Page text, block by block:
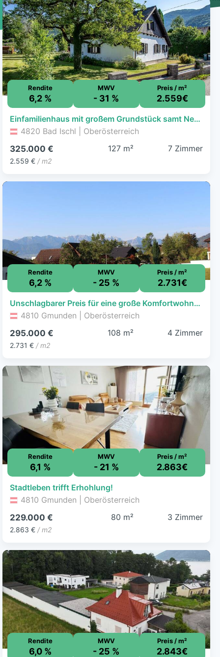
Rendite
6,2 %
MWV
- 31 %
Preis / m²
2.559€
Einfamilienhaus mit großem Grundstück samt Nebengebäude in sonniger Ruhelage von Bad Ischl
4820 Bad Ischl | Oberösterreich
325.000 €
2.559 € / m2
127 m² 7 Zimmer
Rendite
6,2 %
MWV
- 25 %
Preis / m²
2.731€
Unschlagbarer Preis für eine große Komfortwohnung in Gmunden!
4810 Gmunden | Oberösterreich
295.000 €
2.731 € / m2
108 m² 4 Zimmer
Rendite
6,1 %
MWV
- 21 %
Preis / m²
2.863€
Stadtleben trifft Erhohlung!
4810 Gmunden | Oberösterreich
229.000 €
2.863 € / m2
80 m² 3 Zimmer
Rendite
6,0 %
MWV
- 25 %
Preis / m²
2.843€